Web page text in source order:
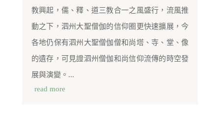
教興起，儒、釋、道三教合一之風盛行，流風推
動之下，泗州大聖僧伽的信仰圈更快速擴展，今
各地仍保有泗州大聖僧伽僧和尚塔、寺、堂、像
的遺存，可見證泗州僧伽和尚信仰流傳的時空發
展與演變。...
read more